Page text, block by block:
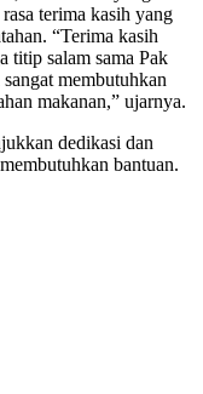
terima kasih yang
“Terima kasih
titip salam sama Pak
membutuhkan
makanan,” ujarnya.
dedikasi dan
bantuan.